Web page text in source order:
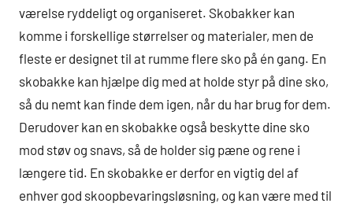
værelse ryddeligt og organiseret. Skobakker kan
komme i forskellige størrelser og materialer, men de
fleste er designet til at rumme flere sko på én gang. En
skobakke kan hjælpe dig med at holde styr på dine sko,
så du nemt kan finde dem igen, når du har brug for dem.
Derudover kan en skobakke også beskytte dine sko
mod støv og snavs, så de holder sig pæne og rene i
længere tid. En skobakke er derfor en vigtig del af
enhver god skoopbevaringsløsning, og kan være med til